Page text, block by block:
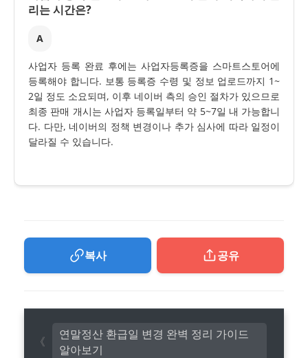
리는 시간은?
A
사업자 등록 완료 후에는 사업자등록증을 스마트스토어에
등록해야 합니다. 보통 등록증 수령 및 정보 업로드까지 1~
2일 정도 소요되며, 이후 네이버 측의 승인 절차가 있으므로
최종 판매 개시는 사업자 등록일부터 약 5~7일 내 가능합니
다. 다만, 네이버의 정책 변경이나 추가 심사에 따라 일정이
달라질 수 있습니다.
복사 공유
연말정산 환급일 변경 완벽 정리 가이드
알아보기